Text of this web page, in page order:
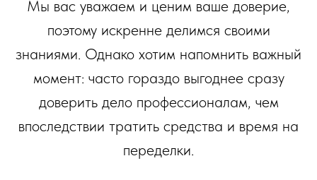
Мы вас уважаем и ценим ваше доверие,
поэтому искренне делимся своими
знаниями. Однако хотим напомнить важный
момент: часто гораздо выгоднее сразу
доверить дело профессионалам, чем
впоследствии тратить средства и время на
переделки.